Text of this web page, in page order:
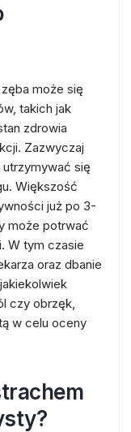
może się
takich jak
zdrowia
Zazwyczaj
się
Większość
już po 3-
może potrwać
W tym czasie
oraz dbanie
czy obrzęk,
w celu oceny